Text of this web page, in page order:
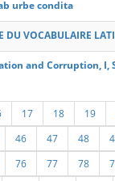
urbe condita
DU VOCABULAIRE
and Corruption,
17 18 19
46 47 48
76 77 78